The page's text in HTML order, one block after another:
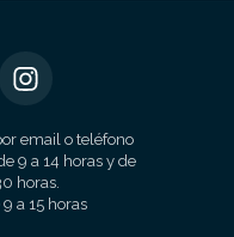
email o teléfono
9 a 14 horas y de
horas.
9 a 15 horas